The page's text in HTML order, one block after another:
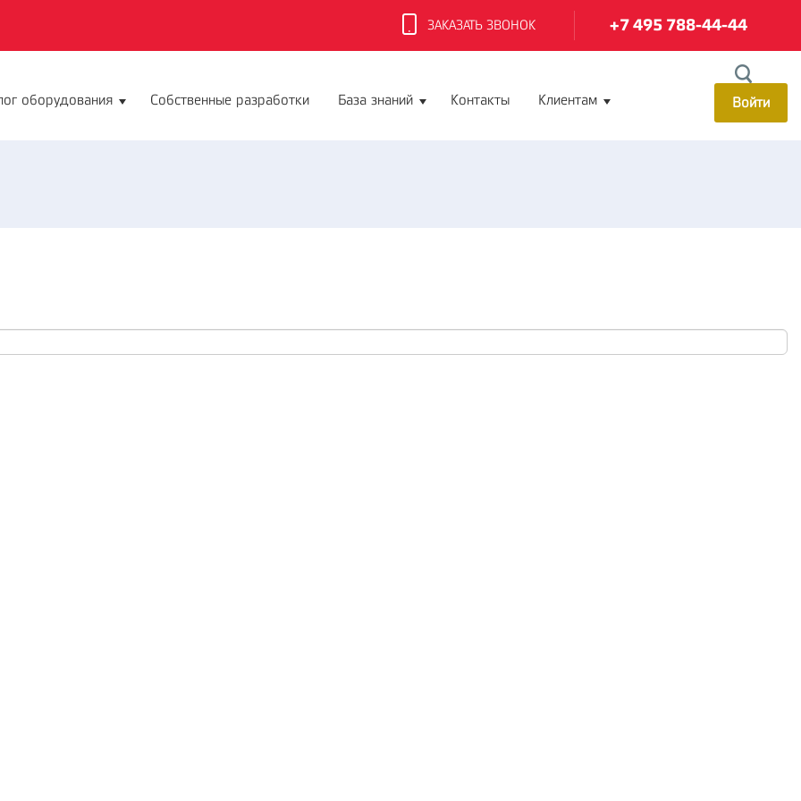
ЗАКАЗАТЬ ЗВОНОК +7 495 788-44-44
оборудования Собственные разработки База знаний Контакты Клиентам Войти